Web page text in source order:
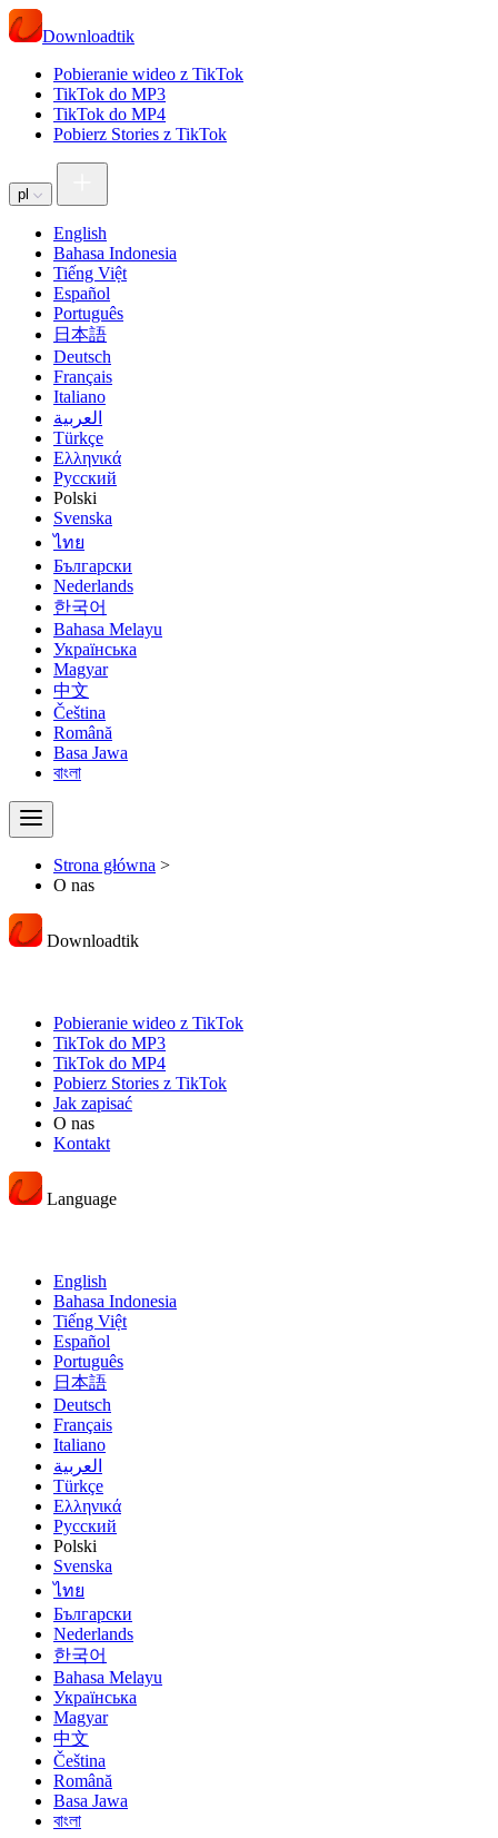
Downloadtik
Pobieranie wideo z TikTok
TikTok do MP3
TikTok do MP4
Pobierz Stories z TikTok
pl
English
Bahasa Indonesia
Tiếng Việt
Español
Português
日本語
Deutsch
Français
Italiano
العربية
Türkçe
Ελληνικά
Русский
Polski
Svenska
ไทย
Български
Nederlands
한국어
Bahasa Melayu
Українська
Magyar
中文
Čeština
Română
Basa Jawa
বাংলা
Strona główna >
O nas
Downloadtik
Pobieranie wideo z TikTok
TikTok do MP3
TikTok do MP4
Pobierz Stories z TikTok
Jak zapisać
O nas
Kontakt
Language
English
Bahasa Indonesia
Tiếng Việt
Español
Português
日本語
Deutsch
Français
Italiano
العربية
Türkçe
Ελληνικά
Русский
Polski
Svenska
ไทย
Български
Nederlands
한국어
Bahasa Melayu
Українська
Magyar
中文
Čeština
Română
Basa Jawa
বাংলা